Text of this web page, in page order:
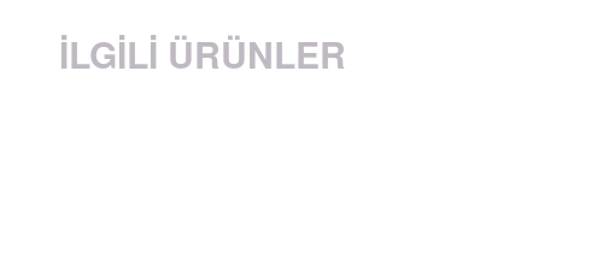
İLGILI ÜRÜNLER